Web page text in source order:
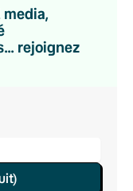
rejoignez